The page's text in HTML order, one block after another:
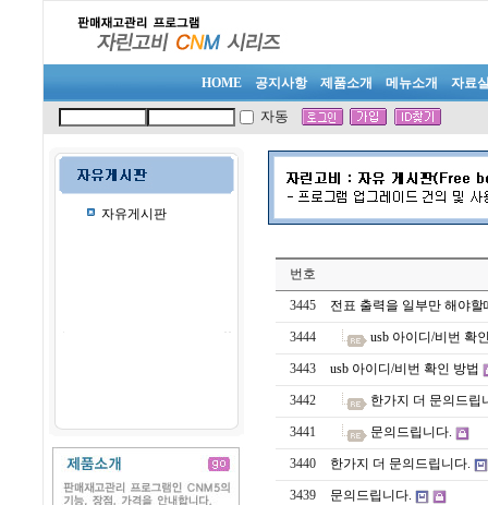
HOME 공지사항 제품소개 메뉴소개 자료
자동
자유게시판
번호
3445 전표 출력을 일부만 해야할
3444 usb 아이디/비번 확
3443 usb 아이디/비번 확인 방법
3442 한가지 더 문의드립
3441 문의드립니다.
3440 한가지 더 문의드립니다.
3439 문의드립니다.